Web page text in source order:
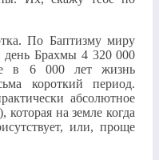
По Баптизму миру
день Брахмы 4 320 000
в 6 000 лет жизнь
короткий период.
абсолютное
на земле когда
или, проще